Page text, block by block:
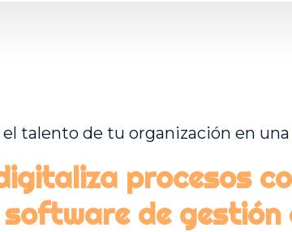
talento de tu organización en
procesos
de gestión